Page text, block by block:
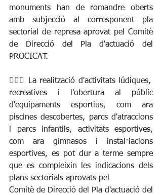
monuments han de romandre oberts
amb subjecció al corresponent pla
sectorial de represa aprovat pel Comitè
de Direcció del Pla d'actuació del
PROCICAT.
🏊🏽‍♂️ La realització d'activitats lúdiques,
recreatives i l'obertura al públic
d'equipaments esportius, com ara
piscines descobertes, parcs d'atraccions
i parcs infantils, activitats esportives,
com ara gimnasos i instal·lacions
esportives, es pot dur a terme sempre
que es compleixin les indicacions dels
plans sectorials aprovats pel
Comitè de Direcció del Pla d'actuació del